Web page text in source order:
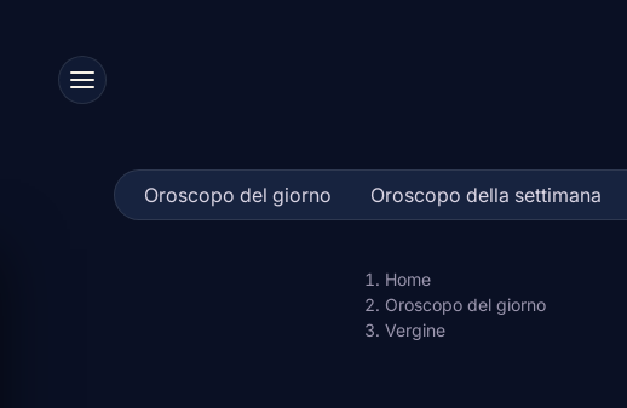
content
Oroscopo del giorno Oroscopo della settimana
Home
Oroscopo del giorno
Vergine